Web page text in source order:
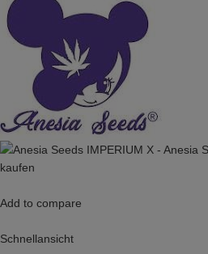
Add to compare
Schnellansicht